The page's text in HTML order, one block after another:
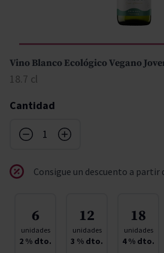
Vino Blanco Ecológico Vegano
18.7 cl
Cantidad
Consigue un descuento a partir
6
unidades
2 % dto.
12
unidades
3 % dto.
18
unidades
4% dto.